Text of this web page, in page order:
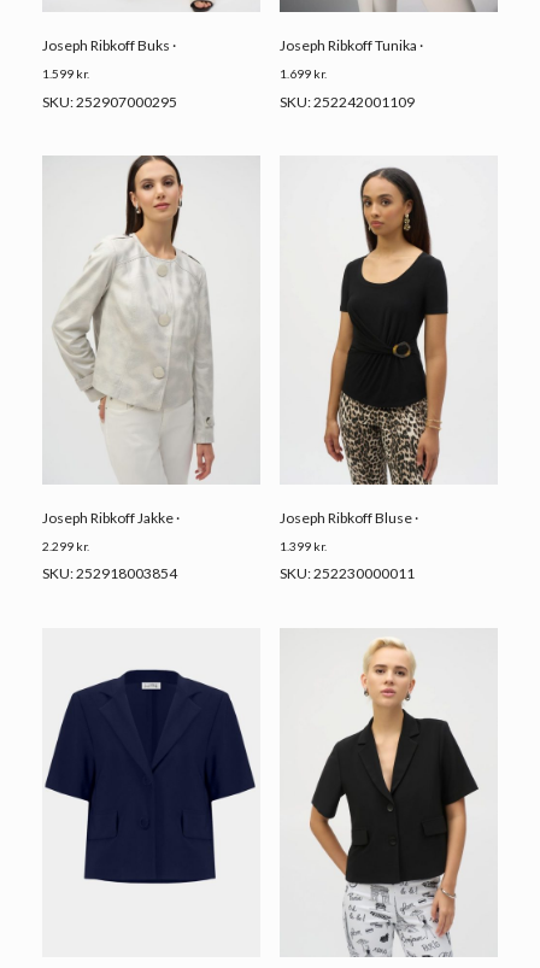
Joseph Ribkoff Buks ·
1.599 kr.
SKU: 252907000295
Joseph Ribkoff Tunika ·
1.699 kr.
SKU: 252242001109
Joseph Ribkoff Jakke ·
2.299 kr.
SKU: 252918003854
Joseph Ribkoff Bluse ·
1.399 kr.
SKU: 252230000011